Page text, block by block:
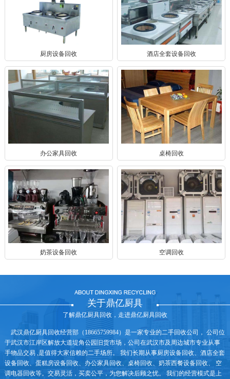
厨房设备回收 酒店全套设备回收
办公家具回收 桌椅回收
奶茶设备回收 空调回收
关于鼎亿厨具
了解鼎亿厨具回收，走进鼎亿厨具回收
武汉鼎亿厨具回收经营部（18665759984）是一家专业的二手回收公司， 公司位
于武汉市江岸区解放大道堤角公园旧货市场，公司在武汉市及周边城市专业从事
手物品交易 ,是值得大家信赖的二手场所。 我们长期从事厨房设备回收、酒店全套
设备回收、蛋糕房设备回收、办公家具回收、桌椅回收、奶茶西餐设备回收、 空
调电器回收等。交易灵活，买卖公平，为您解决后顾之忧。 我们的经营模式是上